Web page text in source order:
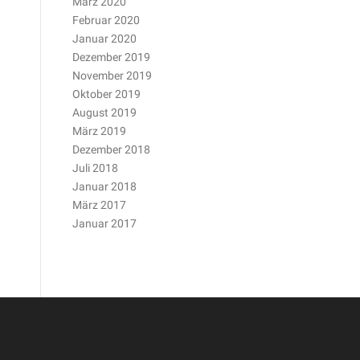
Februar 2020
Januar 2020
Dezember 2019
November 2019
Oktober 2019
August 2019
März 2019
Dezember 2018
Juli 2018
Januar 2018
März 2017
Januar 2017